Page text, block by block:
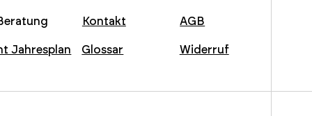
Jahresplan
Kontakt
Glossar
AGB
Widerruf